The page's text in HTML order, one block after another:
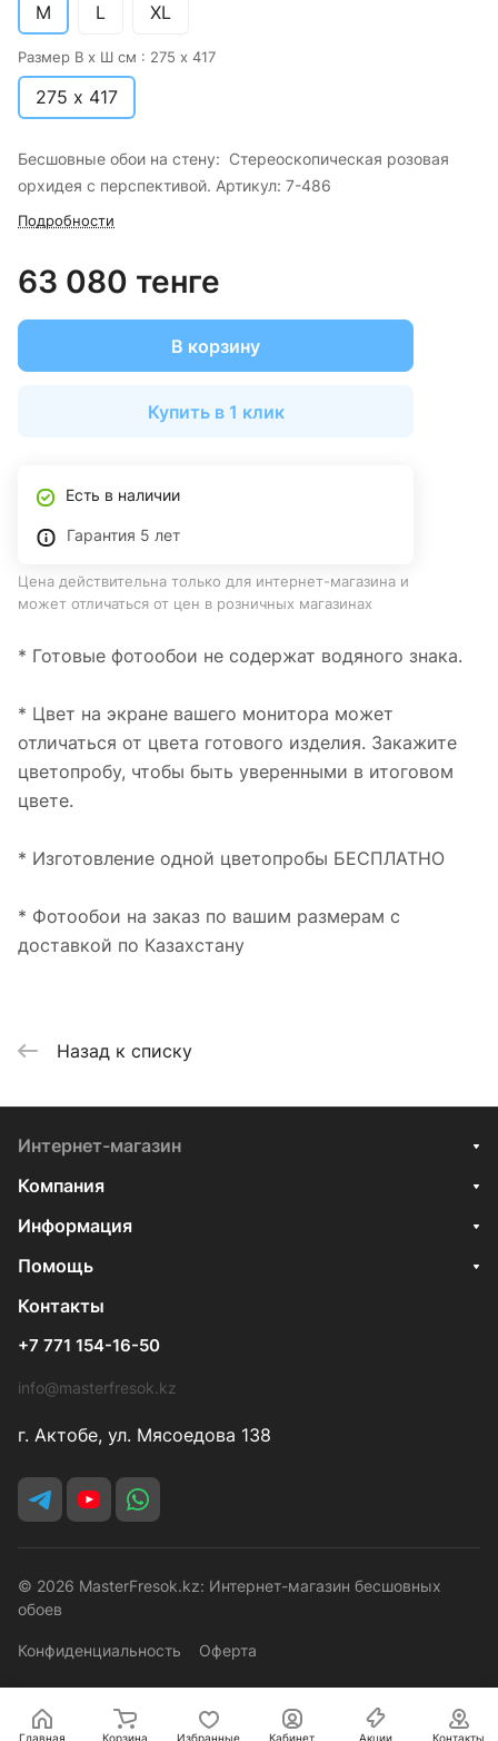
M L XL
Размер В х Ш см : 275 х 417
275 х 417
Бесшовные обои на стену: Стереоскопическая розовая
орхидея с перспективой. Артикул: 7-486
Подробности
63 080 тенге
В корзину
Купить в 1 клик
Есть в наличии
Гарантия 5 лет
Цена действительна только для интернет-магазина и
может отличаться от цен в розничных магазинах
* Готовые фотообои не содержат водяного знака.
* Цвет на экране вашего монитора может
отличаться от цвета готового изделия. Закажите
цветопробу, чтобы быть уверенными в итоговом
цвете.
* Изготовление одной цветопробы БЕСПЛАТНО
* Фотообои на заказ по вашим размерам с
доставкой по Казахстану
Назад к списку
Интернет-магазин
Компания
Информация
Помощь
Контакты
+7 771 154-16-50
info@masterfresok.kz
г. Актобе, ул. Мясоедова 138
© 2026 MasterFresok.kz: Интернет-магазин бесшовных
обоев
Конфиденциальность Оферта
Главная Корзина Избранные Кабинет Акции Контакты